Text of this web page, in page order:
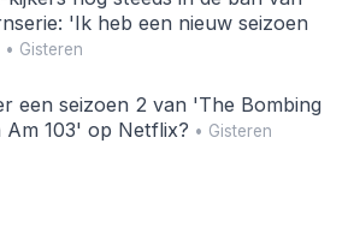
'Ik heb een nieuw seizoen
• Gisteren
een seizoen 2 van 'The Bombing
Am 103' op Netflix? • Gisteren